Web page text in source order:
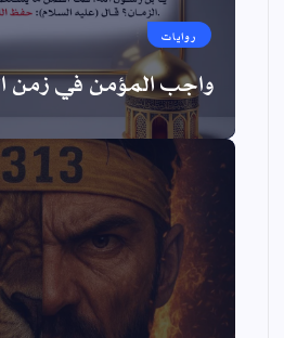
روايات
واجب المؤمن في زمن